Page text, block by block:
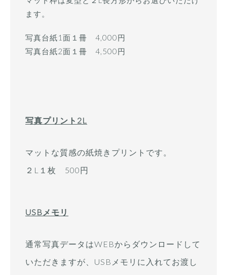
ます。
写真台紙1面１冊 4,000円
写真台紙2面１冊 4,500円
写真プリント2L
マットな質感の紙焼きプリントです。
２L１枚 500円
USBメモリ
通常写真データはWEBからダウンロードして
いただきますが、USBメモリに入れてお渡し